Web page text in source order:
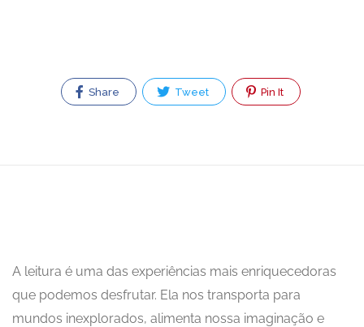
Share Tweet Pin It
A leitura é uma das experiências mais enriquecedoras
que podemos desfrutar. Ela nos transporta para
mundos inexplorados, alimenta nossa imaginação e